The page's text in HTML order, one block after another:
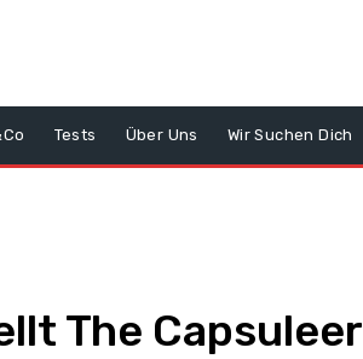
Tests Über Uns Wir Suchen Dich
The Capsuleer